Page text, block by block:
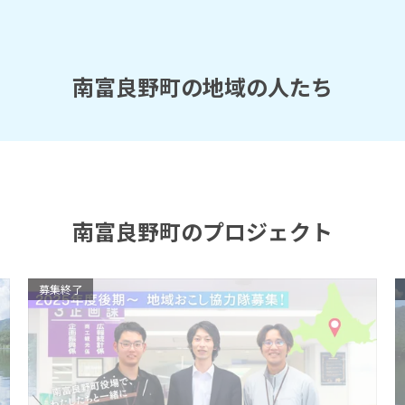
南富良野町の地域の人たち
南富良野町のプロジェクト
募集終了